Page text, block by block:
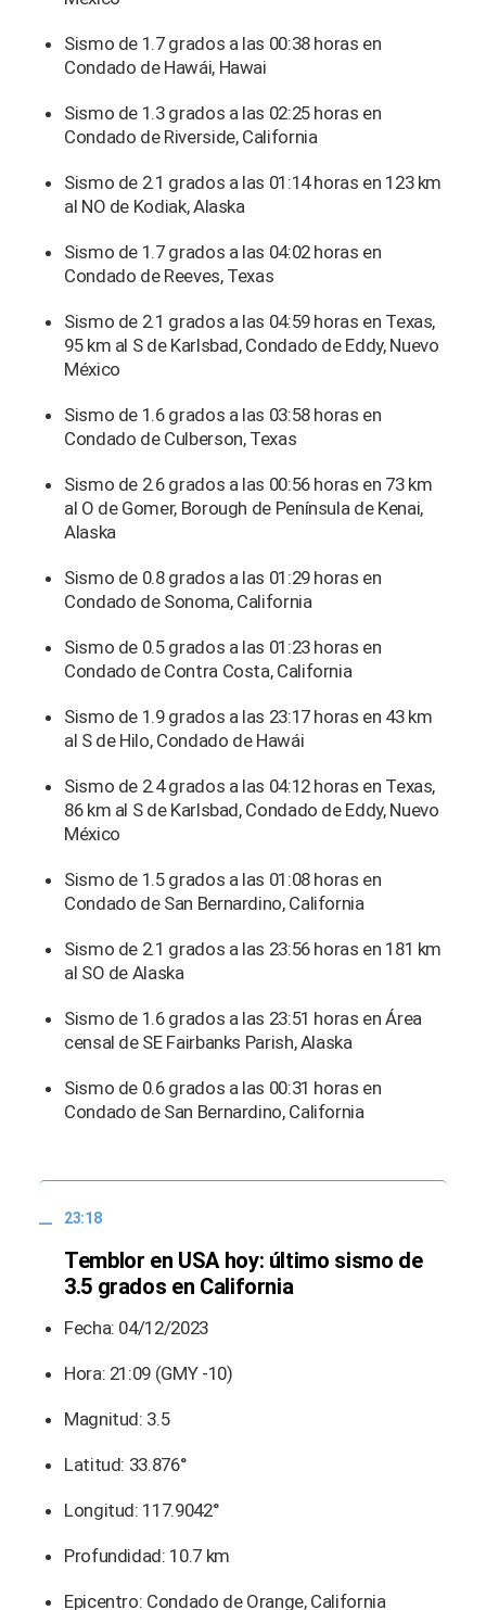
Sismo de 1.7 grados a las 00:38 horas en
Condado de Hawái, Hawai
Sismo de 1.3 grados a las 02:25 horas en
Condado de Riverside, California
Sismo de 2.1 grados a las 01:14 horas en 123 km
al NO de Kodiak, Alaska
Sismo de 1.7 grados a las 04:02 horas en
Condado de Reeves, Texas
Sismo de 2.1 grados a las 04:59 horas en Texas,
95 km al S de Karlsbad, Condado de Eddy, Nuevo
México
Sismo de 1.6 grados a las 03:58 horas en
Condado de Culberson, Texas
Sismo de 2.6 grados a las 00:56 horas en 73 km
al O de Gomer, Borough de Península de Kenai,
Alaska
Sismo de 0.8 grados a las 01:29 horas en
Condado de Sonoma, California
Sismo de 0.5 grados a las 01:23 horas en
Condado de Contra Costa, California
Sismo de 1.9 grados a las 23:17 horas en 43 km
al S de Hilo, Condado de Hawái
Sismo de 2.4 grados a las 04:12 horas en Texas,
86 km al S de Karlsbad, Condado de Eddy, Nuevo
México
Sismo de 1.5 grados a las 01:08 horas en
Condado de San Bernardino, California
Sismo de 2.1 grados a las 23:56 horas en 181 km
al SO de Alaska
Sismo de 1.6 grados a las 23:51 horas en Área
censal de SE Fairbanks Parish, Alaska
Sismo de 0.6 grados a las 00:31 horas en
Condado de San Bernardino, California
23:18
Temblor en USA hoy: último sismo de
3.5 grados en California
Fecha: 04/12/2023
Hora: 21:09 (GMY -10)
Magnitud: 3.5
Latitud: 33.876°
Longitud: 117.9042°
Profundidad: 10.7 km
Epicentro: Condado de Orange, California